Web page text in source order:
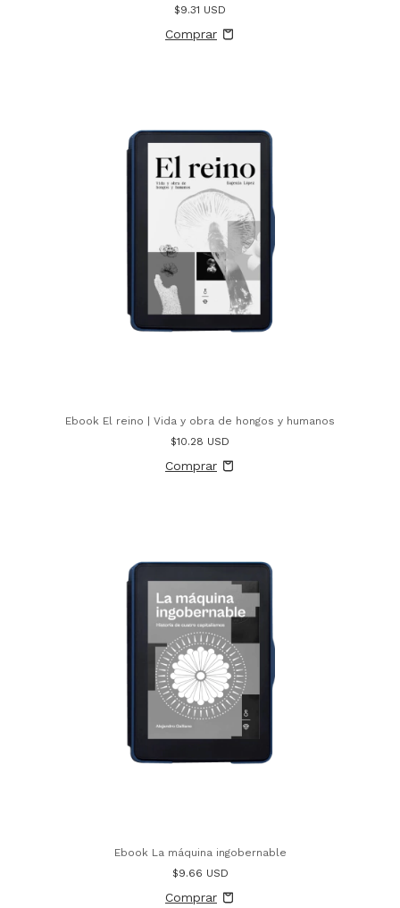
$9.31 USD
Ebook El reino | Vida y obra de hongos y humanos
$10.28 USD
Ebook La máquina ingobernable
$9.66 USD